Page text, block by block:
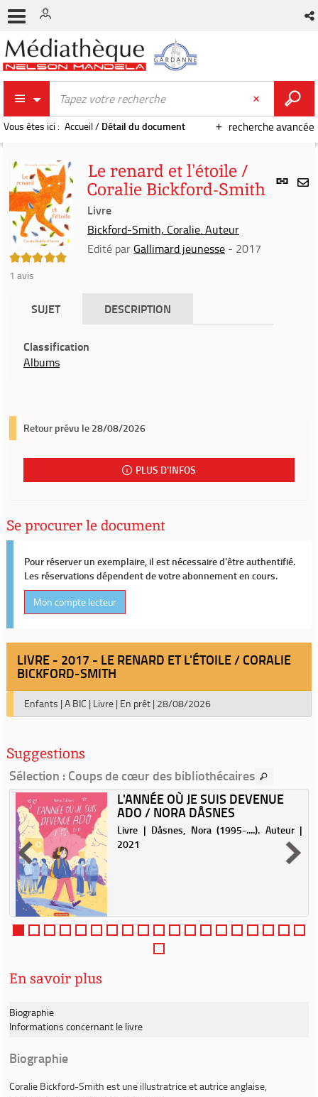
recherche avancée
Vous êtes ici : Accueil/ Détail du document
Lien
5/5
1 avis
Le renard et l'étoile /
Coralie Bickford-Smith
Livre
Bickford-Smith, Coralie. Auteur
Edité par Gallimard jeunesse - 2017
SUJET DESCRIPTION
Classification
Albums
Retour prévu le 28/08/2026
PLUS D'INFOS
Se procurer le document
Pour réserver un exemplaire, il est nécessaire d'être authentifié.
Les réservations dépendent de votre abonnement en cours.
Mon compte lecteur
LIVRE - 2017 - LE RENARD ET L'ÉTOILE / CORALIE
BICKFORD-SMITH
Enfants | A BIC | Livre | En prêt | 28/08/2026
Suggestions
Sélection : Coups de cœur des bibliothécaires
L'ANNÉE OÙ JE SUIS DEVENUE
ADO / NORA DÅSNES
Livre | Dåsnes, Nora (1995-....). Auteur |
2021
En savoir plus
Biographie
Informations concernant le livre
Biographie
Coralie Bickford-Smith est une illustratrice et autrice anglaise,